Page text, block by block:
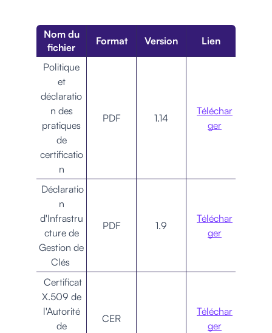
Nom du
fichier
Format Version Lien
Politique
et
déclaratio
n des
pratiques
de
certificatio
n
PDF 1.14
Téléchar
ger
Déclaratio
n
d'Infrastru
cture de
Gestion de
Clés
PDF 1.9
Téléchar
ger
Certificat
X.509 de
l'Autorité
de
CER
Téléchar
ger